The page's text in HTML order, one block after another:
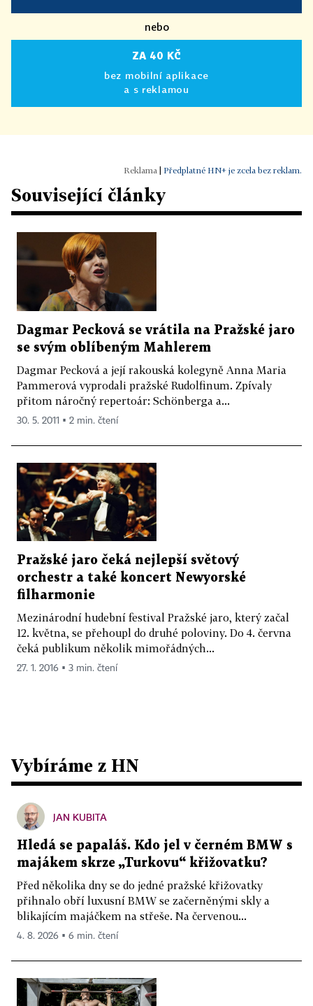
nebo
ZA 40 KČ
bez mobilní aplikace
a s reklamou
Předplatné HN+ je zcela bez reklam.
Související články
Dagmar Pecková se vrátila na Pražské jaro
se svým oblíbeným Mahlerem
Dagmar Pecková a její rakouská kolegyně Anna Maria
Pammerová vyprodali pražské Rudolfinum. Zpívaly
přitom náročný repertoár: Schönberga a...
30. 5. 2011 ▪ 2 min. čtení
Pražské jaro čeká nejlepší světový
orchestr a také koncert Newyorské
filharmonie
Mezinárodní hudební festival Pražské jaro, který začal
12. května, se přehoupl do druhé poloviny. Do 4. června
čeká publikum několik mimořádných...
27. 1. 2016 ▪ 3 min. čtení
Vybíráme z HN
JAN KUBITA
Hledá se papaláš. Kdo jel v černém BMW s
majákem skrze „Turkovu“ křižovatku?
Před několika dny se do jedné pražské křižovatky
přihnalo obří luxusní BMW se začerněnými skly a
blikajícím majáčkem na střeše. Na červenou...
4. 8. 2026 ▪ 6 min. čtení